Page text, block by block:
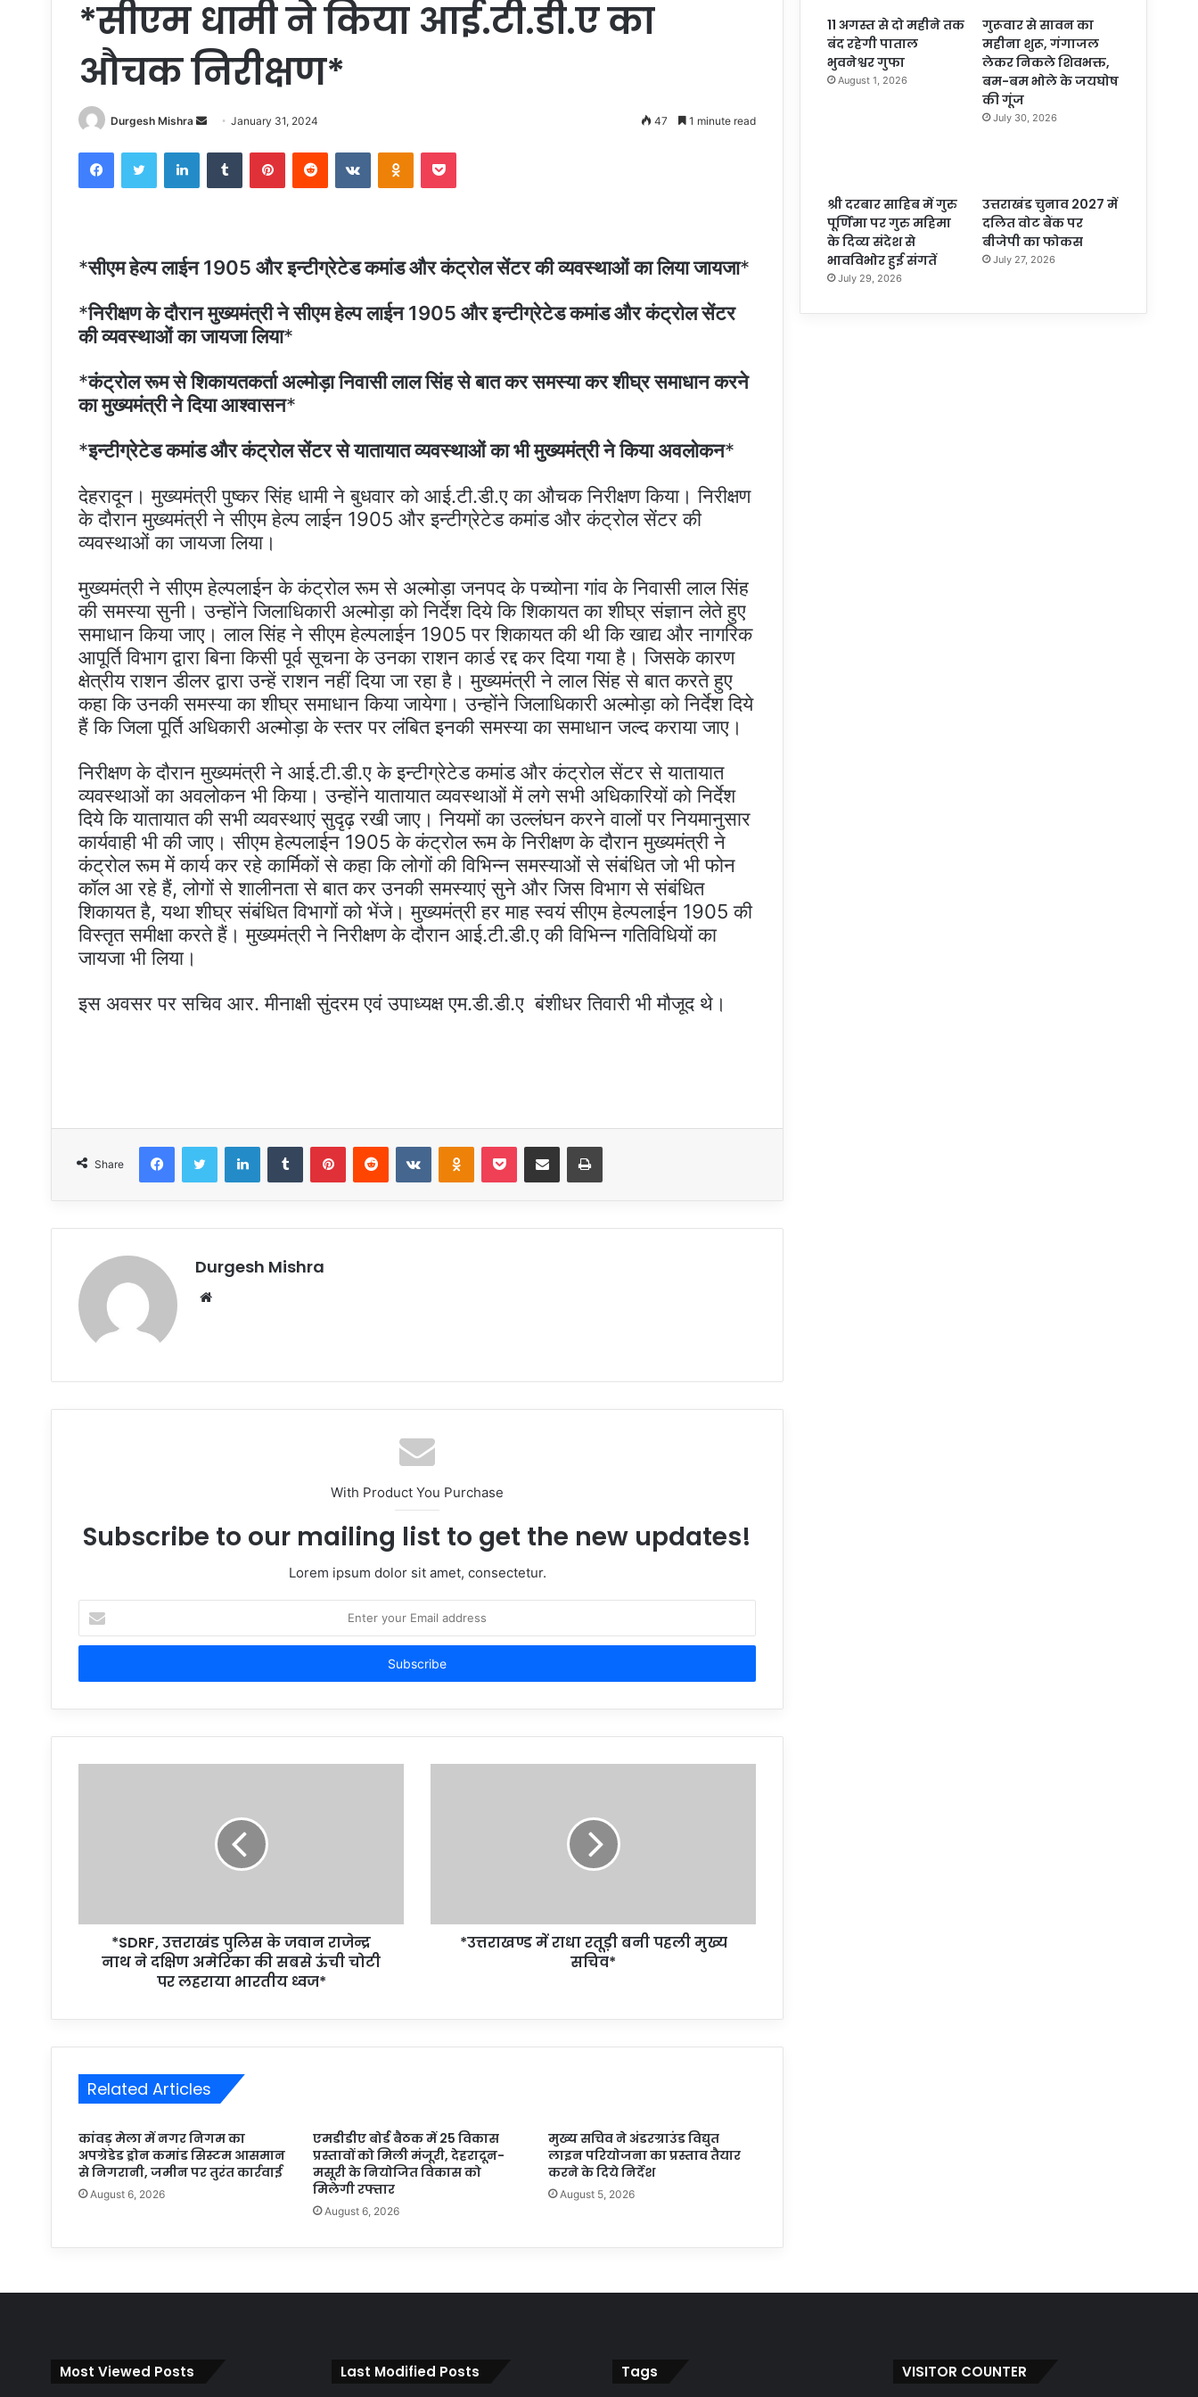
*सीएम धामी ने किया आई.टी.डी.ए का
औचक निरीक्षण*
Durgesh Mishra
Send
email
January 31, 2024 47 1 minute read
FacebookTwitterLinkedInTumblrPinterestRedditVKontakteOdnoklassniki
Pocket
*सीएम हेल्प लाईन 1905 और इन्टीग्रेटेड कमांड और कंट्रोल सेंटर की व्यवस्थाओं का लिया जायजा*
*निरीक्षण के दौरान मुख्यमंत्री ने सीएम हेल्प लाईन 1905 और इन्टीग्रेटेड कमांड और कंट्रोल सेंटर
की व्यवस्थाओं का जायजा लिया*
*कंट्रोल रूम से शिकायतकर्ता अल्मोड़ा निवासी लाल सिंह से बात कर समस्या कर शीघ्र समाधान करने
का मुख्यमंत्री ने दिया आश्वासन*
*इन्टीग्रेटेड कमांड और कंट्रोल सेंटर से यातायात व्यवस्थाओं का भी मुख्यमंत्री ने किया अवलोकन*
देहरादून। मुख्यमंत्री पुष्कर सिंह धामी ने बुधवार को आई.टी.डी.ए का औचक निरीक्षण किया। निरीक्षण
के दौरान मुख्यमंत्री ने सीएम हेल्प लाईन 1905 और इन्टीग्रेटेड कमांड और कंट्रोल सेंटर की
व्यवस्थाओं का जायजा लिया।
मुख्यमंत्री ने सीएम हेल्पलाईन के कंट्रोल रूम से अल्मोड़ा जनपद के पच्योना गांव के निवासी लाल सिंह
की समस्या सुनी। उन्होंने जिलाधिकारी अल्मोड़ा को निर्देश दिये कि शिकायत का शीघ्र संज्ञान लेते हुए
समाधान किया जाए। लाल सिंह ने सीएम हेल्पलाईन 1905 पर शिकायत की थी कि खाद्य और नागरिक
आपूर्ति विभाग द्वारा बिना किसी पूर्व सूचना के उनका राशन कार्ड रद्द कर दिया गया है। जिसके कारण
क्षेत्रीय राशन डीलर द्वारा उन्हें राशन नहीं दिया जा रहा है। मुख्यमंत्री ने लाल सिंह से बात करते हुए
कहा कि उनकी समस्या का शीघ्र समाधान किया जायेगा। उन्होंने जिलाधिकारी अल्मोड़ा को निर्देश दिये
हैं कि जिला पूर्ति अधिकारी अल्मोड़ा के स्तर पर लंबित इनकी समस्या का समाधान जल्द कराया जाए।
निरीक्षण के दौरान मुख्यमंत्री ने आई.टी.डी.ए के इन्टीग्रेटेड कमांड और कंट्रोल सेंटर से यातायात
व्यवस्थाओं का अवलोकन भी किया। उन्होंने यातायात व्यवस्थाओं में लगे सभी अधिकारियों को निर्देश
दिये कि यातायात की सभी व्यवस्थाएं सुदृढ़ रखी जाए। नियमों का उल्लंघन करने वालों पर नियमानुसार
कार्यवाही भी की जाए। सीएम हेल्पलाईन 1905 के कंट्रोल रूम के निरीक्षण के दौरान मुख्यमंत्री ने
कंट्रोल रूम में कार्य कर रहे कार्मिकों से कहा कि लोगों की विभिन्न समस्याओं से संबंधित जो भी फोन
कॉल आ रहे हैं, लोगों से शालीनता से बात कर उनकी समस्याएं सुने और जिस विभाग से संबंधित
शिकायत है, यथा शीघ्र संबंधित विभागों को भेंजे। मुख्यमंत्री हर माह स्वयं सीएम हेल्पलाईन 1905 की
विस्तृत समीक्षा करते हैं। मुख्यमंत्री ने निरीक्षण के दौरान आई.टी.डी.ए की विभिन्न गतिविधियों का
जायजा भी लिया।
इस अवसर पर सचिव आर. मीनाक्षी सुंदरम एवं उपाध्यक्ष एम.डी.डी.ए बंशीधर तिवारी भी मौजूद थे।
Share
FacebookTwitterLinkedInTumblrPinterestRedditVKontakteOdnoklassniki
PocketShare via Email Print
Durgesh Mishra
Website
With Product You Purchase
Subscribe to our mailing list to get the new updates!
Lorem ipsum dolor sit amet, consectetur.
Enter
your
Email
*SDRF, उत्तराखंड पुलिस के जवान राजेन्द्र
नाथ ने दक्षिण अमेरिका की सबसे ऊंची चोटी
पर लहराया भारतीय ध्वज*
*उत्तराखण्ड में राधा रतूड़ी बनी पहली मुख्य
सचिव*
Related Articles
कांवड़ मेला में नगर निगम का
अपग्रेडेड ड्रोन कमांड सिस्टम आसमान
से निगरानी, जमीन पर तुरंत कार्रवाई
August 6, 2026
एमडीडीए बोर्ड बैठक में 25 विकास
प्रस्तावों को मिली मंजूरी, देहरादून-
मसूरी के नियोजित विकास को
मिलेगी रफ्तार
August 6, 2026
मुख्य सचिव ने अंडरग्राउंड विद्युत
लाइन परियोजना का प्रस्ताव तैयार
करने के दिये निर्देश
August 5, 2026
11 अगस्त से दो महीने तक
बंद रहेगी पाताल
भुवनेश्वर गुफा
August 1, 2026
गुरूवार से सावन का
महीना शुरू, गंगाजल
लेकर निकले शिवभक्त,
बम-बम भोले के जयघोष
की गूंज
July 30, 2026
श्री दरबार साहिब में गुरु
पूर्णिमा पर गुरु महिमा
के दिव्य संदेश से
भावविभोर हुई संगतें
July 29, 2026
उत्तराखंड चुनाव 2027 में
दलित वोट बैंक पर
बीजेपी का फोकस
July 27, 2026
Most Viewed Posts Last Modified Posts Tags VISITOR COUNTER